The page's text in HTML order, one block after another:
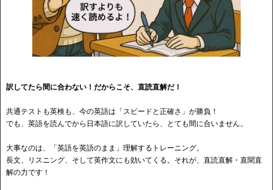
訳してたら間に合わない！だからこそ、直読直解だ！
共通テストも英検も、今の英語は「スピードと正確さ」が勝負！
でも、英語を読んでから日本語に訳していたら、とても間に合いません。
大事なのは、「英語を英語のまま」理解するトレーニング。
長文、リスニング、そして英作文にも効いてくる。それが、直読直解・直聞直
解の力です！